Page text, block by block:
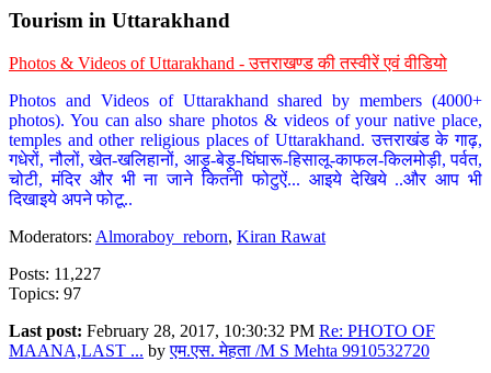
Tourism in Uttarakhand
Photos & Videos of Uttarakhand - उत्तराखण्ड की तस्वीरें एवं वीडियो
Photos and Videos of Uttarakhand shared by members (4000+
photos). You can also share photos & videos of your native place,
temples and other religious places of Uttarakhand. उत्तराखंड के गाढ़,
गधेरों, नौलों, खेत-खलिहानों, आड़ू-बेड़ू-घिंघारू-हिसालू-काफल-किलमोड़ी, पर्वत,
चोटी, मंदिर और भी ना जाने कितनी फोटुऐं... आइये देखिये ..और आप भी
दिखाइये अपने फोटू..
Moderators: Almoraboy_reborn, Kiran Rawat
Posts: 11,227
Topics: 97
Last post: February 28, 2017, 10:30:32 PM Re: PHOTO OF
MAANA,LAST ... byएम.एस. मेहता /M S Mehta 9910532720